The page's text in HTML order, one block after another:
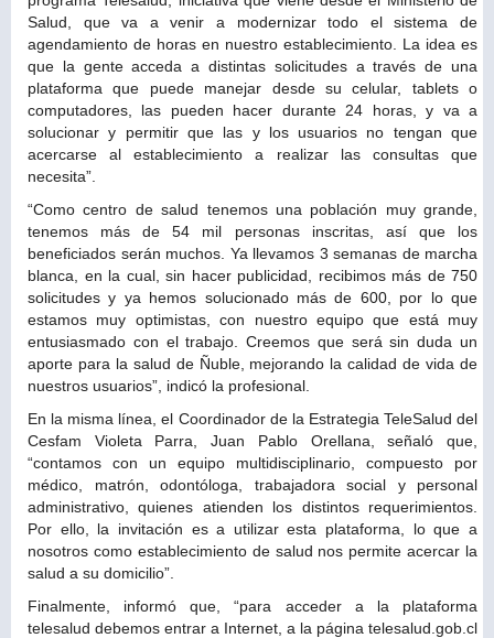
Salud, que va a venir a modernizar todo el sistema de
agendamiento de horas en nuestro establecimiento. La idea es
que la gente acceda a distintas solicitudes a través de una
plataforma que puede manejar desde su celular, tablets o
computadores, las pueden hacer durante 24 horas, y va a
solucionar y permitir que las y los usuarios no tengan que
acercarse al establecimiento a realizar las consultas que
necesita”.
“Como centro de salud tenemos una población muy grande,
tenemos más de 54 mil personas inscritas, así que los
beneficiados serán muchos. Ya llevamos 3 semanas de marcha
blanca, en la cual, sin hacer publicidad, recibimos más de 750
solicitudes y ya hemos solucionado más de 600, por lo que
estamos muy optimistas, con nuestro equipo que está muy
entusiasmado con el trabajo. Creemos que será sin duda un
aporte para la salud de Ñuble, mejorando la calidad de vida de
nuestros usuarios”, indicó la profesional.
En la misma línea, el Coordinador de la Estrategia TeleSalud del
Cesfam Violeta Parra, Juan Pablo Orellana, señaló que,
“contamos con un equipo multidisciplinario, compuesto por
médico, matrón, odontóloga, trabajadora social y personal
administrativo, quienes atienden los distintos requerimientos.
Por ello, la invitación es a utilizar esta plataforma, lo que a
nosotros como establecimiento de salud nos permite acercar la
salud a su domicilio”.
Finalmente, informó que, “para acceder a la plataforma
telesalud debemos entrar a Internet, a la página telesalud.gob.cl